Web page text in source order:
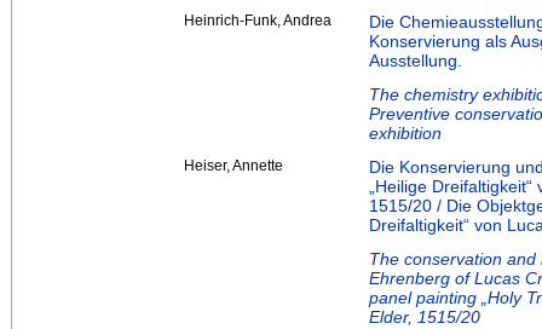
Heinrich-Funk, Andrea
Die
Konservierung als
Ausstellung.
The chemistry
Preventive
exhibition
Heiser, Annette
Die Konservierung
„Heilige
1515/20 / Die
Dreifaltigkeit“ von
The conservation and
Ehrenberg of Lucas
panel painting „Holy
Elder, 1515/20